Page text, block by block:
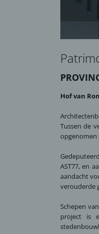
Hof van
Tussen de
opgenomen
AST77, en
aandacht
verouderde
Schepen
project is